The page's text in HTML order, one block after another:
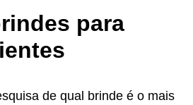
para
de qual brinde é o mais